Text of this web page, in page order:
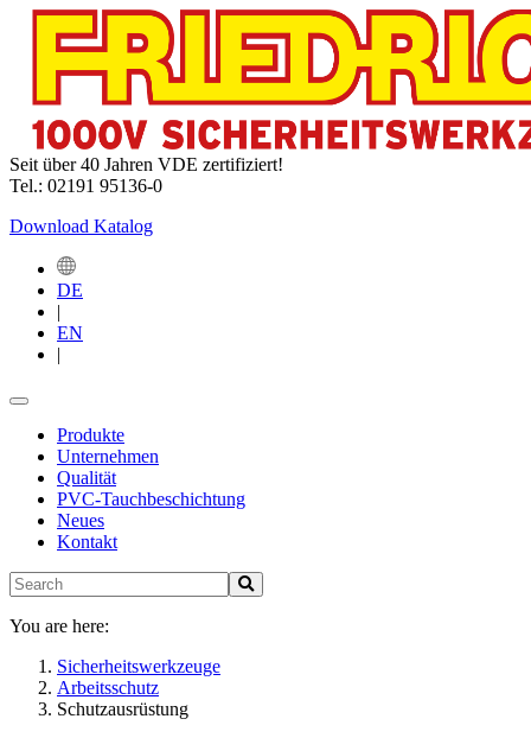
Seit über 40 Jahren VDE zertifiziert!
Tel.: 02191 95136-0
Download Katalog
DE
|
EN
|
Produkte
Unternehmen
Qualität
PVC-Tauchbeschichtung
Neues
Kontakt
You are here:
Sicherheitswerkzeuge
Arbeitsschutz
Schutzausrüstung